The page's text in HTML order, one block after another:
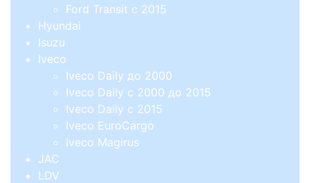
Ford Transit с 2015
Hyundai
Isuzu
Iveco
Iveco Daily до 2000
Iveco Daily с 2000 до 2015
Iveco Daily с 2015
Iveco EuroCargo
Iveco Magirus
JAC
LDV